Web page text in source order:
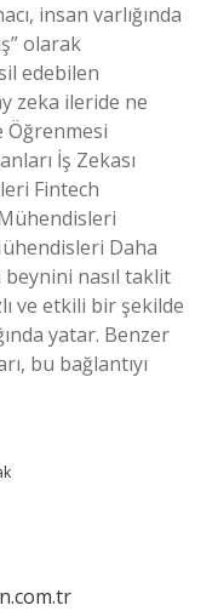
insan varlığında
olarak
edebilen
zeka ileride ne
Öğrenmesi
İş Zekası
Fintech
Daha
nasıl taklit
ve etkili bir şekilde
yatar. Benzer
bu bağlantıyı